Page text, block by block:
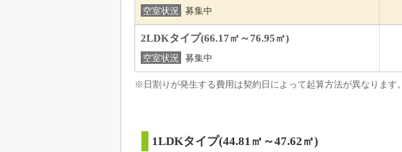
空室状況 募集中
2LDKタイプ(66.17㎡～76.95㎡)
空室状況 募集中
※日割りが発生する費用は契約日によって起算方法が異なります。
1LDKタイプ(44.81㎡～47.62㎡)